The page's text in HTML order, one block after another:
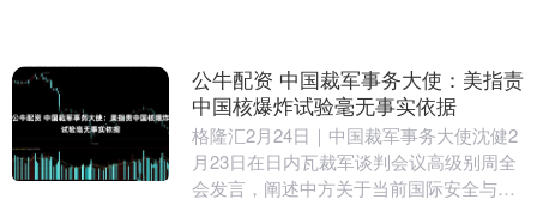
公牛配资 中国裁军事务大使：美指责
中国核爆炸试验毫无事实依据
格隆汇2月24日｜中国裁军事务大使沈健2
月23日在日内瓦裁军谈判会议高级别周全
会发言，阐述中方关于当前国际安全与军